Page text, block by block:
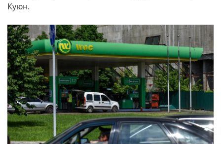
Куюн.